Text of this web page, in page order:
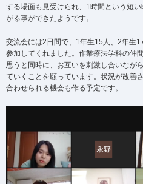
する場面も見受けられ、1時間という短
がる事ができたようです。
交流会には2日間で、1年生15人、2年生
参加してくれました。作業療法学科の仲
思うと同時に、お互いを刺激し合いなが
ていくことを願っています。状況が改善
合わせられる機会も作る予定です。